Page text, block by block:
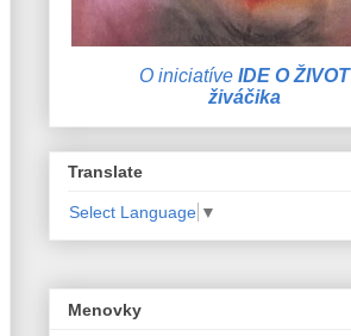
O iniciatíve IDE O ŽIVOT
živáčika
Translate
Select Language ▼
Menovky